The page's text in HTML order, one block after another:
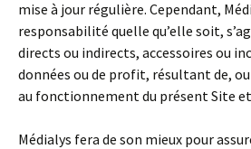
mise à jour régulière. Cependant,
responsabilité quelle qu’elle soit,
directs ou indirects, accessoires ou
données ou de profit, résultant de,
au fonctionnement du présent Site
Médialys fera de son mieux pour